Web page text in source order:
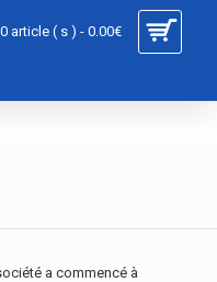
0 article ( s ) - 0.00€
a commencé à